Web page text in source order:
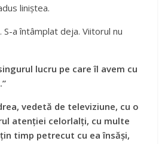
liniștea.
a întâmplat deja. Viitorul nu
lucru pe care îl avem cu
vedetă de televiziune, cu o
atenției celorlalți, cu multe
timp petrecut cu ea însăși,